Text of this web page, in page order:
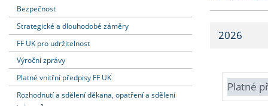
Dozvědět se více Strategie
Fakultní
Podat přihlášku Učitelské
Dozvědět se více
Dozvědět se více
Dozvědět se více
Bezpečnost
Strategické a dlouhodobé záměry
FF UK pro udržitelnost
Výroční zprávy
Platné vnitřní předpisy FF UK
Rozhodnutí a sdělení děkana, opatření a sdělení
2026
Platné